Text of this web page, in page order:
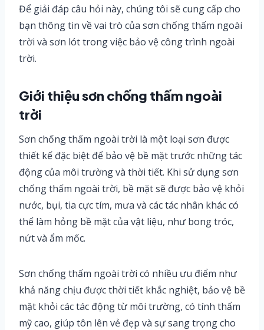
Để giải đáp câu hỏi này, chúng tôi sẽ cung cấp cho
bạn thông tin về vai trò của sơn chống thấm ngoài
trời và sơn lót trong việc bảo vệ công trình ngoài
trời.
Giới thiệu sơn chống thấm ngoài
trời
Sơn chống thấm ngoài trời là một loại sơn được
thiết kế đặc biệt để bảo vệ bề mặt trước những tác
động của môi trường và thời tiết. Khi sử dụng sơn
chống thấm ngoài trời, bề mặt sẽ được bảo vệ khỏi
nước, bụi, tia cực tím, mưa và các tác nhân khác có
thể làm hỏng bề mặt của vật liệu, như bong tróc,
nứt và ẩm mốc.
Sơn chống thấm ngoài trời có nhiều ưu điểm như
khả năng chịu được thời tiết khắc nghiệt, bảo vệ bề
mặt khỏi các tác động từ môi trường, có tính thẩm
mỹ cao, giúp tôn lên vẻ đẹp và sự sang trọng cho